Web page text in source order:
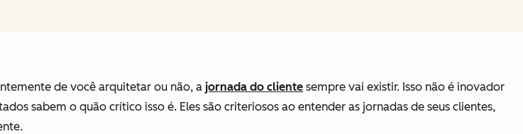
de você arquitetar ou não, a jornada do cliente sempre vai existir. Isso não é inovador
sabem o quão crítico isso é. Eles são criteriosos ao entender as jornadas de seus clientes,